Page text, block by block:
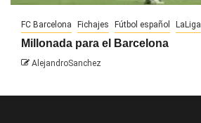
FC Barcelona Fichajes Fútbol español LaLiga
Millonada para el Barcelona
AlejandroSanchez